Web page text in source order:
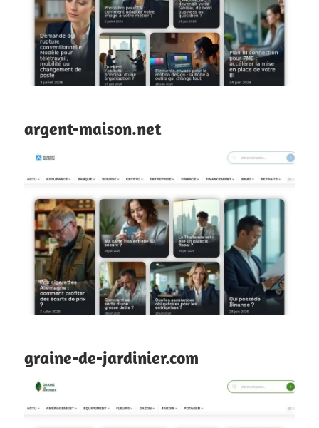
argent-maison.net
graine-de-jardinier.com